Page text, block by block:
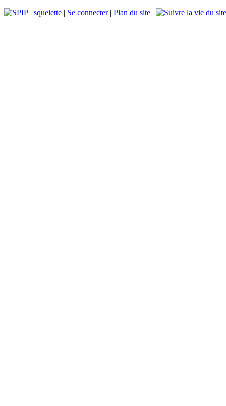
| squelette | Se connecter| Plan du site |